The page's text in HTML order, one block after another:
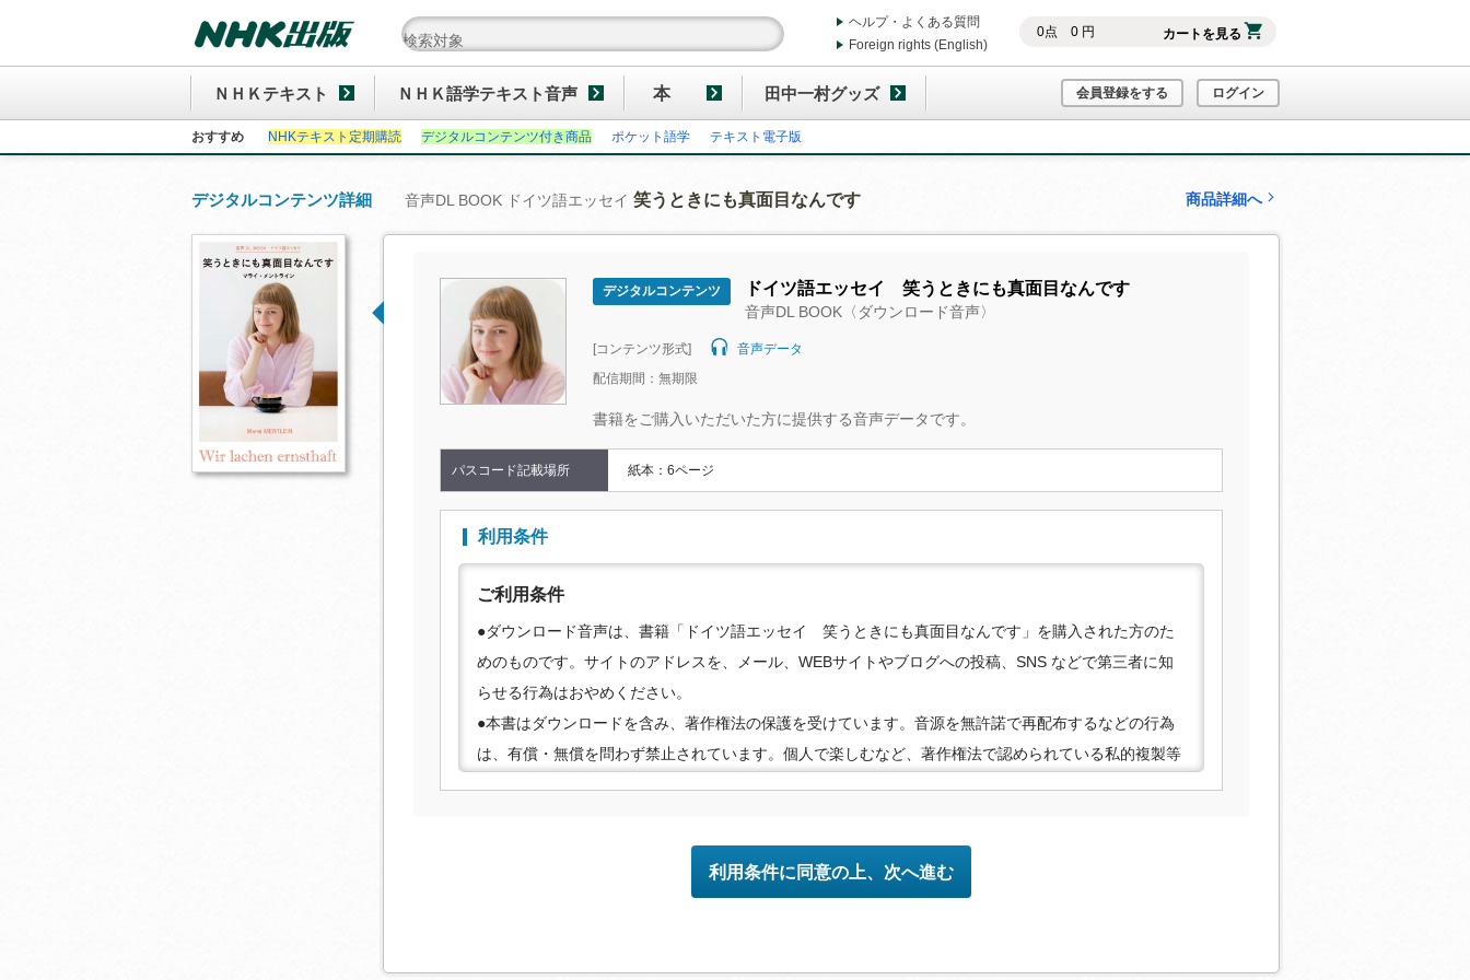
0点 0円 カートを見る
ヘルプ・よくある質問
Foreign rights (English)
ＮＨＫテキスト ＮＨＫ語学テキスト音声 本 田中一村グッズ 会員登録をする ログイン
おすすめ NHKテキスト定期購読 デジタルコンテンツ付き商品 ポケット語学 テキスト電子版
デジタルコンテンツ詳細 音声DL BOOK ドイツ語エッセイ 笑うときにも真面目なんです 商品詳細へ
デジタルコンテンツ ドイツ語エッセイ 笑うときにも真面目なんです
音声DL BOOK〈ダウンロード音声〉
[コンテンツ形式]
音声データ
配信期間：無期限
書籍をご購入いただいた方に提供する音声データです。
パスコード記載場所 紙本：6ページ
利用条件
ご利用条件
●ダウンロード音声は、書籍「ドイツ語エッセイ 笑うときにも真面目なんです」を購入された方のた
めのものです。サイトのアドレスを、メール、WEBサイトやブログへの投稿、SNS などで第三者に知
らせる行為はおやめください。
●本書はダウンロードを含み、著作権法の保護を受けています。音源を無許諾で再配布するなどの行為
は、有償・無償を問わず禁止されています。個人で楽しむなど、著作権法で認められている私的複製等
利用条件に同意の上、次へ進む